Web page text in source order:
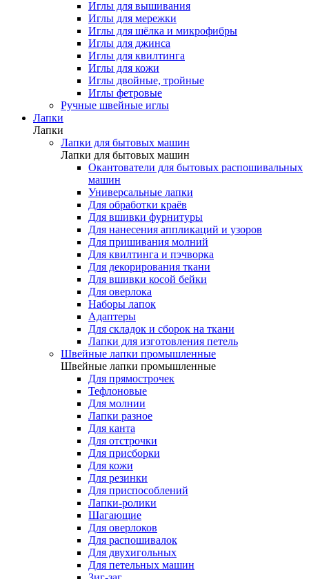
Иглы для вышивания
Иглы для мережки
Иглы для шёлка и микрофибры
Иглы для джинса
Иглы для квилтинга
Иглы для кожи
Иглы двойные, тройные
Иглы фетровые
Ручные швейные иглы
Лапки
Лапки
Лапки для бытовых машин
Лапки для бытовых машин
Окантователи для бытовых распошивальных
машин
Универсальные лапки
Для обработки краёв
Для вшивки фурнитуры
Для нанесения аппликаций и узоров
Для пришивания молний
Для квилтинга и пэчворка
Для декорирования ткани
Для вшивки косой бейки
Для оверлока
Наборы лапок
Адаптеры
Для складок и сборок на ткани
Лапки для изготовления петель
Швейные лапки промышленные
Швейные лапки промышленные
Для прямострочек
Тефлоновые
Для молнии
Лапки разное
Для канта
Для отстрочки
Для присборки
Для кожи
Для резинки
Для приспособлений
Лапки-ролики
Шагающие
Для оверлоков
Для распошивалок
Для двухигольных
Для петельных машин